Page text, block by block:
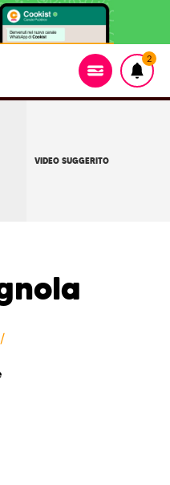
2
VIDEO SUGGERITO